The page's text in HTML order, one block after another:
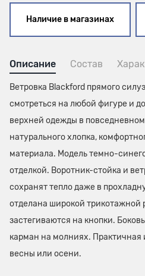
Наличие в магазинах
Описание Состав
Ветровка Blackford прямого
смотреться на любой фигуре и
верхней одежды в
натурального хлопка,
материала. Модель темно-
отделкой. Воротник-стойка и
сохранят тепло даже в
отделана широкой трикотажной
застегиваются на кнопки.
карман на молниях. Практичная
весны или осени.